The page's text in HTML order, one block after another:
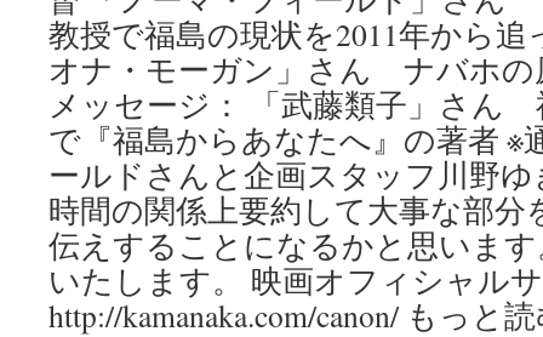
教授で福島の現状を2011年から
オナ・モーガン」さん ナバホの
メッセージ： 「武藤類子」さん
で『福島からあなたへ』の著者 ※
ールドさんと企画スタッフ川野
時間の関係上要約して大事な部分
伝えすることになるかと思いま
いたします。 映画オフィシャ
http://kamanaka.com/canon/ もっと